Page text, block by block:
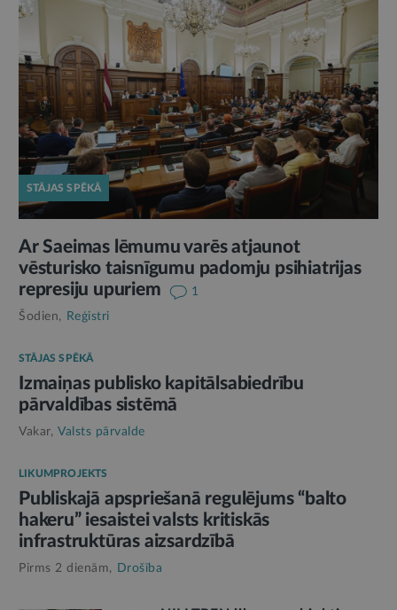
STĀJAS SPĒKĀ
Ar Saeimas lēmumu varēs atjaunot
vēsturisko taisnīgumu padomju psihiatrijas
represiju upuriem
1
Šodien,
Reģistri
STĀJAS SPĒKĀ
Izmaiņas publisko kapitālsabiedrību
pārvaldības sistēmā
Vakar, Valsts pārvalde
LIKUMPROJEKTS
Publiskajā apspriešanā regulējums “balto
hakeru” iesaistei valsts kritiskās
infrastruktūras aizsardzībā
Pirms 2 dienām, Drošība